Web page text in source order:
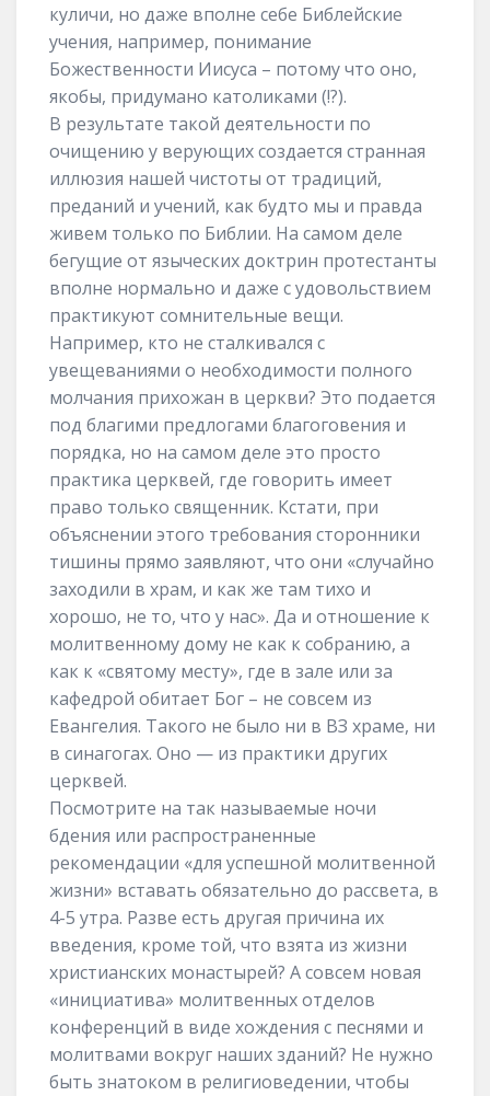
куличи, но даже вполне себе Библейские
учения, например, понимание
Божественности Иисуса – потому что оно,
якобы, придумано католиками (!?).
В результате такой деятельности по
очищению у верующих создается странная
иллюзия нашей чистоты от традиций,
преданий и учений, как будто мы и правда
живем только по Библии. На самом деле
бегущие от языческих доктрин протестанты
вполне нормально и даже с удовольствием
практикуют сомнительные вещи.
Например, кто не сталкивался с
увещеваниями о необходимости полного
молчания прихожан в церкви? Это подается
под благими предлогами благоговения и
порядка, но на самом деле это просто
практика церквей, где говорить имеет
право только священник. Кстати, при
объяснении этого требования сторонники
тишины прямо заявляют, что они «случайно
заходили в храм, и как же там тихо и
хорошо, не то, что у нас». Да и отношение к
молитвенному дому не как к собранию, а
как к «святому месту», где в зале или за
кафедрой обитает Бог – не совсем из
Евангелия. Такого не было ни в ВЗ храме, ни
в синагогах. Оно — из практики других
церквей.
Посмотрите на так называемые ночи
бдения или распространенные
рекомендации «для успешной молитвенной
жизни» вставать обязательно до рассвета, в
4-5 утра. Разве есть другая причина их
введения, кроме той, что взята из жизни
христианских монастырей? А совсем новая
«инициатива» молитвенных отделов
конференций в виде хождения с песнями и
молитвами вокруг наших зданий? Не нужно
быть знатоком в религиоведении, чтобы